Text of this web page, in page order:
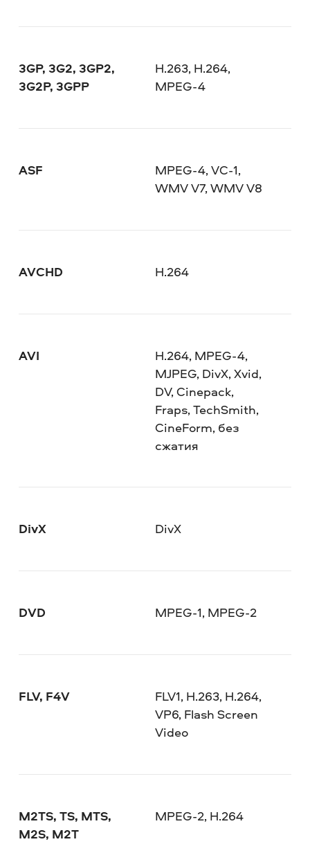
3GP, 3G2, 3GP2,
3G2P, 3GPP
H.263, H.264,
MPEG-4
ASF
MPEG-4, VC-1,
WMV V7, WMV V8
AVCHD H.264
AVI
H.264, MPEG-4,
MJPEG, DivX, Xvid,
DV, Cinepack,
Fraps, TechSmith,
CineForm, без
сжатия
DivX DivX
DVD MPEG-1, MPEG-2
FLV, F4V
FLV1, H.263, H.264,
VP6, Flash Screen
Video
M2TS, TS, MTS,
M2S, M2T
MPEG-2, H.264